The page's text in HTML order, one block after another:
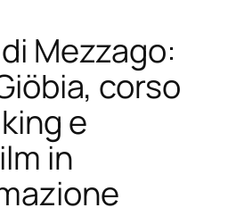
Mezzago:
corso
e
in